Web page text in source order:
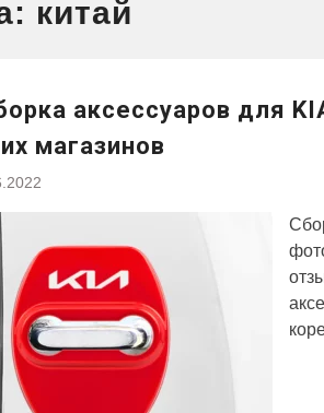
китай
аксессуаров для
магазинов